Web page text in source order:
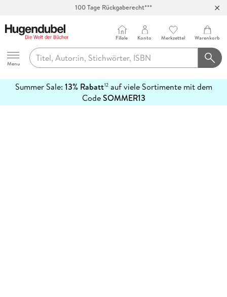
100 Tage Rückgaberecht***
Hugendubel
Menu
Filiale Konto Merkzettel Warenkorb
Summer Sale: 13% Rabatt12auf viele Sortimente mit dem
CodeSOMMER13
erfahren